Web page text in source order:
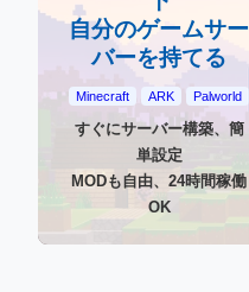
自分のゲームサー
バーを持てる
Minecraft ARK Palworld
すぐにサーバー構築、簡
単設定
MODも自由、24時間稼働
OK